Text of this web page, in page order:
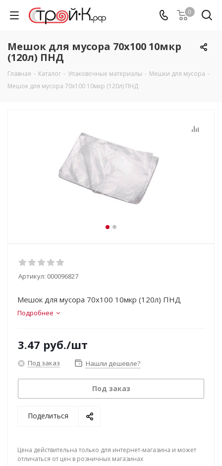
0
Мешок для мусора 70х100 10мкр
(120л) ПНД
Главная - Каталог - Упаковочные материалы - Мешки для мусора -
Мешок для мусора 70х100 10мкр (120л) ПНД
Артикул: 000096827
Мешок для мусора 70х100 10мкр (120л) ПНД
Подробнее
3.47 руб./шт
Под заказ Нашли дешевле?
Под заказ
Поделиться
Цена действительна только для интернет-магазина и может
отличаться от цен в розничных магазинах